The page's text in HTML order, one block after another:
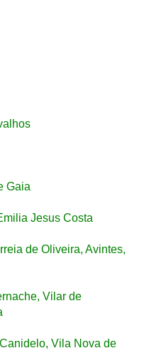
Gaia
Jesus Costa
de Oliveira, Avintes,
Vilar de
Vila Nova de